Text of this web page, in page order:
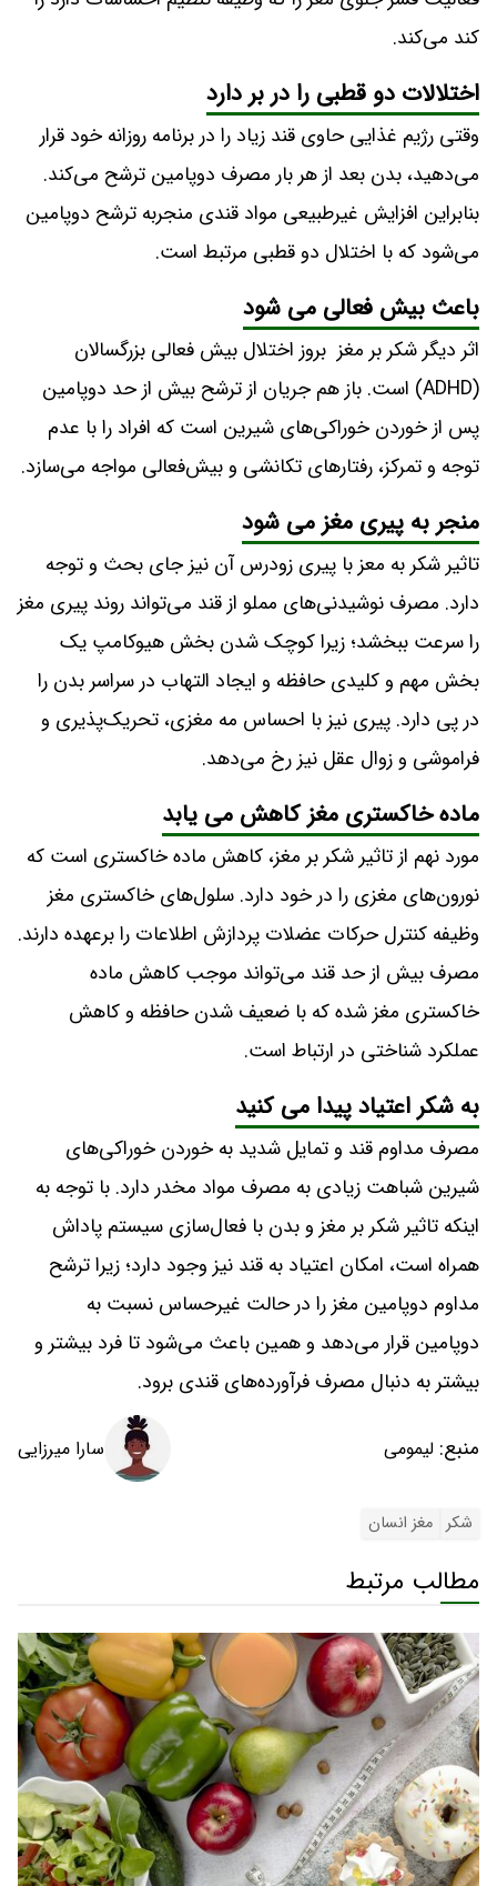
کند می‌کند.
اختلالات دو قطبی را در بر دارد
وقتی رژیم غذایی حاوی قند زیاد را در برنامه روزانه خود قرار
می‌دهید، بدن بعد از هر بار مصرف دوپامین ترشح می‌کند.
بنابراین افزایش غیرطبیعی مواد قندی منجربه ترشح دوپامین
می‌شود که با اختلال دو قطبی مرتبط است.
باعث بیش فعالی می شود
اثر دیگر شکر بر مغز بروز اختلال بیش فعالی بزرگسالان
(ADHD) است. باز هم جریان از ترشح بیش از حد دوپامین
پس از خوردن خوراکی‌های شیرین است که افراد را با عدم
توجه و تمرکز، رفتارهای تکانشی و بیش‌فعالی مواجه می‌سازد.
منجر به پیری مغز می شود
تاثیر شکر به معز با پیری زودرس آن نیز جای بحث و توجه
دارد. مصرف نوشیدنی‌های مملو از قند می‌تواند روند پیری مغز
را سرعت ببخشد؛ زیرا کوچک شدن بخش هیوکامپ یک
بخش مهم و کلیدی حافظه و ایجاد التهاب در سراسر بدن را
در پی دارد. پیری نیز با احساس مه مغزی، تحریک‌پذیری و
فراموشی و زوال عقل نیز رخ می‌دهد.
ماده خاکستری مغز کاهش می یابد
مورد نهم از تاثیر شکر بر مغز، کاهش ماده خاکستری است که
نورون‌های مغزی را در خود دارد. سلول‌های خاکستری مغز
وظیفه کنترل حرکات عضلات پردازش اطلاعات را برعهده دارند.
مصرف بیش از حد قند می‌تواند موجب کاهش ماده
خاکستری مغز شده که با ضعیف شدن حافظه و کاهش
عملکرد شناختی در ارتباط است.
به شکر اعتیاد پیدا می کنید
مصرف مداوم قند و تمایل شدید به خوردن خوراکی‌های
شیرین شباهت زیادی به مصرف مواد مخدر دارد. با توجه به
اینکه تاثیر شکر بر مغز و بدن با فعال‌سازی سیستم پاداش
همراه است، امکان اعتیاد به قند نیز وجود دارد؛ زیرا ترشح
مداوم دوپامین مغز را در حالت غیرحساس نسبت به
دوپامین قرار می‌دهد و همین باعث می‌شود تا فرد بیشتر و
بیشتر به دنبال مصرف فرآورده‌های قندی برود.
منبع: لیمومی سارا میرزایی
شکر مغز انسان
مطالب مرتبط